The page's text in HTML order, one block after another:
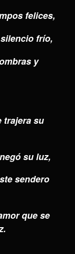
felices,
frío,
y
trajera su
su luz,
sendero
que se